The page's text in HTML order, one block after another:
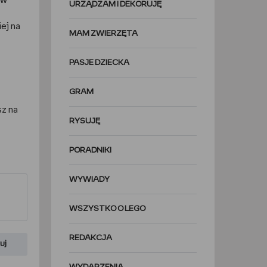
na
na
URZĄDZAM I DEKORUJĘ
MAM ZWIERZĘTA
PASJE DZIECKA
GRAM
RYSUJĘ
PORADNIKI
WYWIADY
WSZYSTKO O LEGO
REDAKCJA